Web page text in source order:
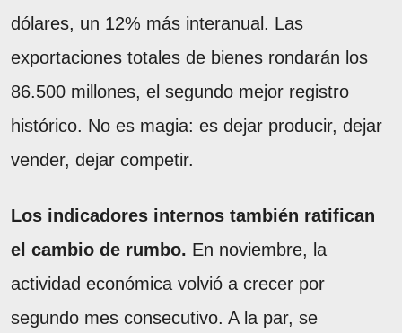
dólares, un 12% más interanual. Las
exportaciones totales de bienes rondarán los
86.500 millones, el segundo mejor registro
histórico. No es magia: es dejar producir, dejar
vender, dejar competir.
Los indicadores internos también ratifican
el cambio de rumbo. En noviembre, la
actividad económica volvió a crecer por
segundo mes consecutivo. A la par, se